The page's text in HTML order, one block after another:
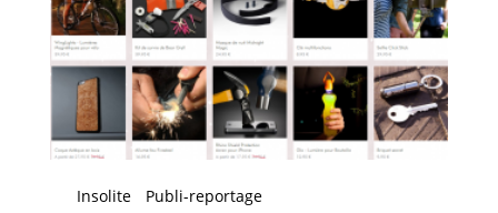
Insolite Publi-reportage